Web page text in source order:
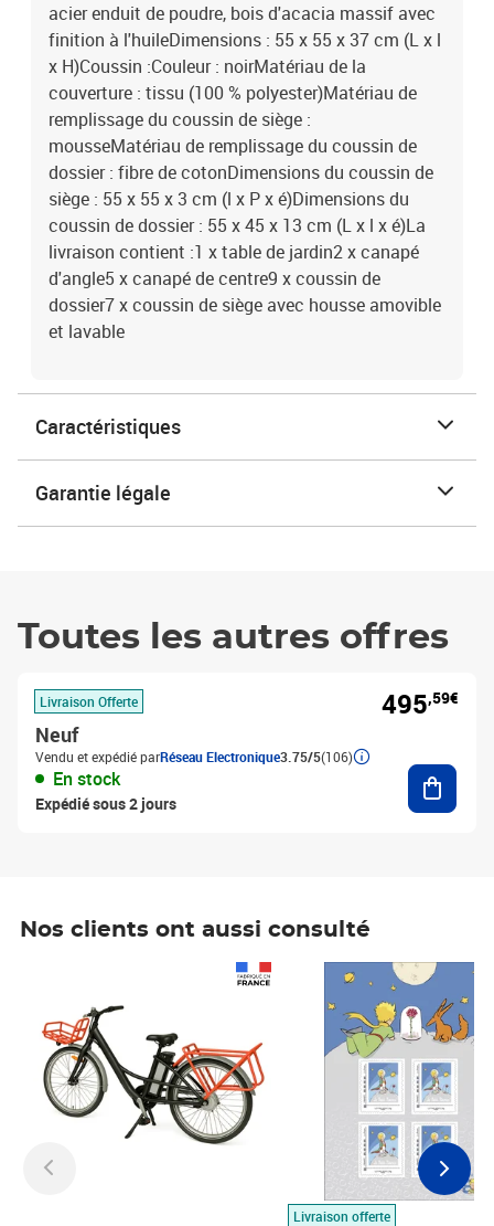
acier enduit de poudre, bois d'acacia massif avec
finition à l'huileDimensions : 55 x 55 x 37 cm (L x l
x H)Coussin :Couleur : noirMatériau de la
couverture : tissu (100 % polyester)Matériau de
remplissage du coussin de siège :
mousseMatériau de remplissage du coussin de
dossier : fibre de cotonDimensions du coussin de
siège : 55 x 55 x 3 cm (l x P x é)Dimensions du
coussin de dossier : 55 x 45 x 13 cm (L x l x é)La
livraison contient :1 x table de jardin2 x canapé
d'angle5 x canapé de centre9 x coussin de
dossier7 x coussin de siège avec housse amovible
et lavable
Caractéristiques
Garantie légale
Toutes les autres offres
Livraison Offerte
Neuf
Vendu et expédié parRéseau Electronique3.75/5(106)
En stock
Expédié sous 2 jours
495,59€
Nos clients ont aussi consulté
Livraison offerte
Prix 7,50€